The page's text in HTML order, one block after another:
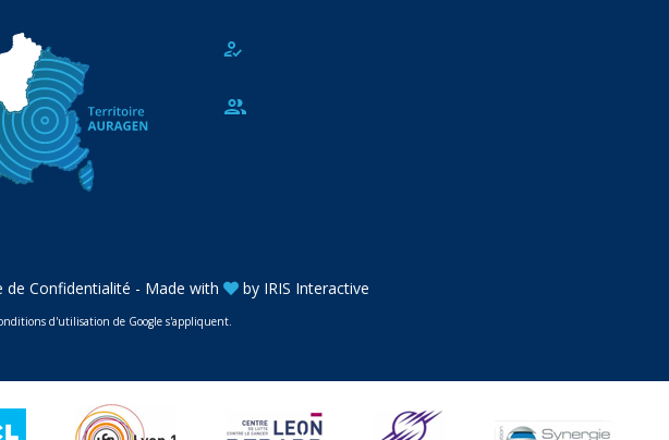
de Confidentialité - Made with by IRIS Interactive
d'utilisation de Google s'appliquent.